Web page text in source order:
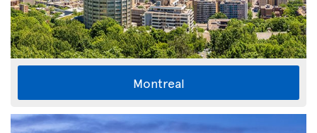
Montreal